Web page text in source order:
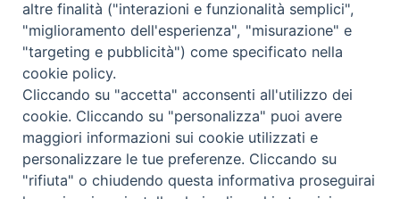
Orario di segreteria
Lunedì 17.30-19.30
Martedì 17.30-19.30
Mercoledì 17.30-19.30
Giovedì 17.30-19.30
Venerdì chiuso
Sabato 9.30-11.30
Privacy e sicurezza
altre finalità ("interazioni e funzionalità semplici",
"miglioramento dell'esperienza", "misurazione" e
"targeting e pubblicità") come specificato nella
cookie policy.
Cliccando su "accetta" acconsenti all'utilizzo dei
cookie. Cliccando su "personalizza" puoi avere
maggiori informazioni sui cookie utilizzati e
personalizzare le tue preferenze. Cliccando su
"rifiuta" o chiudendo questa informativa proseguirai